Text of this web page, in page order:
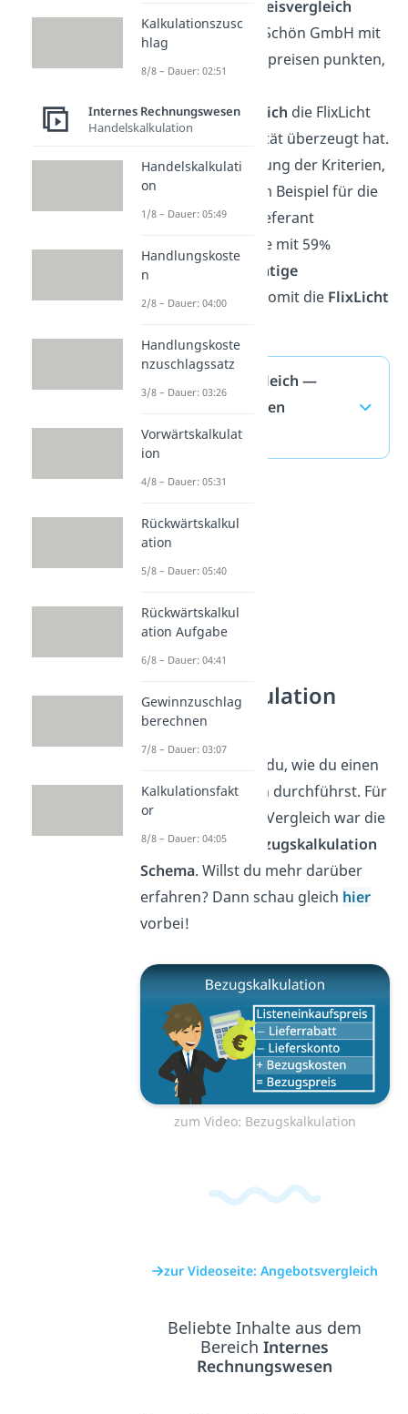
Bezugspreisvergleich
konnte die ScheinSchön GmbH mit
günstigeren Lieferpreisen punkten,
Lieferantenvergleich die FlixLicht
AG mit ihrer Qualität überzeugt hat.
Nach der Gewichtung der Kriterien,
wird sich in diesem Beispiel für die
FlixLicht AGals Lieferant
entschieden, da sie mit 59%
gewinnen. Die
richtige
Entscheidung
ist somit die FlixLicht
Angebotsvergleich —
häufigste Fragen
(ausklappen)
Bezugskalkulation
Schema
Prima! Jetzt weißt du, wie du einen
Angebotsvergleich durchführst. Für
den quantitativen Vergleich war die
Grundlage das
Bezugskalkulation
Schema. Willst du mehr darüber
erfahren? Dann schau gleich hier
vorbei!
zum Video: Bezugskalkulation
zur Videoseite: Angebotsvergleich
Beliebte Inhalte aus dem
BereichInternes
Rechnungswesen
Kalkulationszusc
hlag
8/8 – Dauer: 02:51
Internes Rechnungswesen
Handelskalkulation
Handelskalkulati
on
1/8 – Dauer: 05:49
Handlungskoste
n
2/8 – Dauer: 04:00
Handlungskoste
nzuschlagssatz
3/8 – Dauer: 03:26
Vorwärtskalkulat
ion
4/8 – Dauer: 05:31
Rückwärtskalkul
ation
5/8 – Dauer: 05:40
Rückwärtskalkul
ation Aufgabe
6/8 – Dauer: 04:41
Gewinnzuschlag
berechnen
7/8 – Dauer: 03:07
Kalkulationsfakt
or
8/8 – Dauer: 04:05